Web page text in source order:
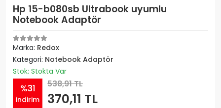
Hp 15-b080sb Ultrabook uyumlu
Notebook Adaptör
Marka: Redox
Kategori: Notebook Adaptör
Stok: Stokta Var
%31
indirim
538,91 TL
370,11 TL